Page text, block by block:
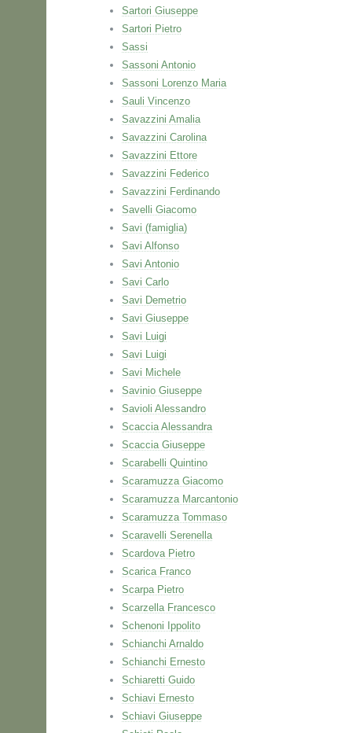
Sartori Giuseppe
Sartori Pietro
Sassi
Sassoni Antonio
Sassoni Lorenzo Maria
Sauli Vincenzo
Savazzini Amalia
Savazzini Carolina
Savazzini Ettore
Savazzini Federico
Savazzini Ferdinando
Savelli Giacomo
Savi (famiglia)
Savi Alfonso
Savi Antonio
Savi Carlo
Savi Demetrio
Savi Giuseppe
Savi Luigi
Savi Luigi
Savi Michele
Savinio Giuseppe
Savioli Alessandro
Scaccia Alessandra
Scaccia Giuseppe
Scarabelli Quintino
Scaramuzza Giacomo
Scaramuzza Marcantonio
Scaramuzza Tommaso
Scaravelli Serenella
Scardova Pietro
Scarica Franco
Scarpa Pietro
Scarzella Francesco
Schenoni Ippolito
Schianchi Arnaldo
Schianchi Ernesto
Schiaretti Guido
Schiavi Ernesto
Schiavi Giuseppe